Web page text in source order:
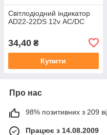
Світлодіодний індикатор
AD22-22DS 12v АC/DC
34,40 ₴
Купити
Про нас
98% позитивних з 209
Працює з 14.08.2009